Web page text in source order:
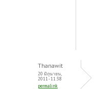
Thanawit
20 มิถุนายน,
2011 - 11:38
permalink